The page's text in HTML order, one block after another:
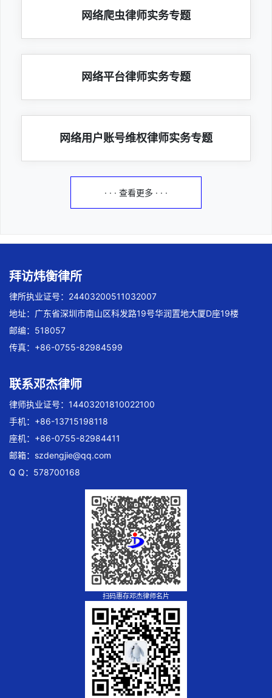
网络爬虫律师实务专题
网络平台律师实务专题
网络用户账号维权律师实务专题
· · · 查看更多 · · ·
拜访炜衡律所
律所执业证号：24403200511032007
地址：广东省深圳市南山区科发路19号华润置地大厦D座19楼
邮编：518057
传真：+86-0755-82984599
联系邓杰律师
律师执业证号：14403201810022100
手机：+86-13715198118
座机：+86-0755-82984411
邮箱： szdengjie@qq.com
Q Q：578700168
扫码惠存邓杰律师名片